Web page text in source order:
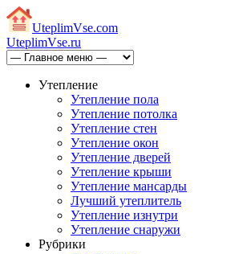
UteplimVse.com
UteplimVse.ru
Утепление
Утепление пола
Утепление потолка
Утепление стен
Утепление окон
Утепление дверей
Утепление крыши
Утепление мансарды
Лучший утеплитель
Утепление изнутри
Утепление снаружи
Рубрики